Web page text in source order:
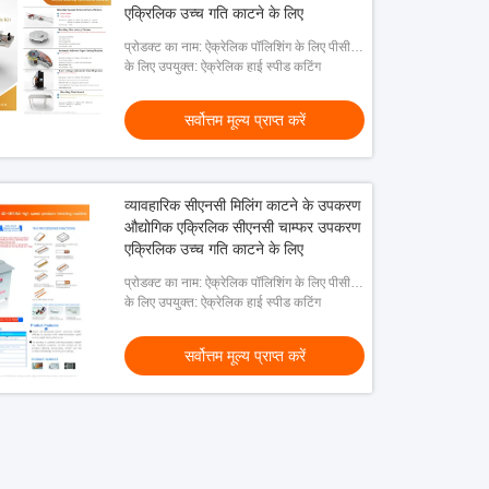
एक्रिलिक उच्च गति काटने के लिए
प्रोडक्ट का नाम: ऐक्रेलिक पॉलिशिंग के लिए पीसीडी
सामग्री हीरा काटने का उपकरण
के लिए उपयुक्त: ऐक्रेलिक हाई स्पीड कटिंग
सर्वोत्तम मूल्य प्राप्त करें
व्यावहारिक सीएनसी मिलिंग काटने के उपकरण
औद्योगिक एक्रिलिक सीएनसी चाम्फर उपकरण
एक्रिलिक उच्च गति काटने के लिए
प्रोडक्ट का नाम: ऐक्रेलिक पॉलिशिंग के लिए पीसीडी
सामग्री हीरा काटने का उपकरण
के लिए उपयुक्त: ऐक्रेलिक हाई स्पीड कटिंग
सर्वोत्तम मूल्य प्राप्त करें